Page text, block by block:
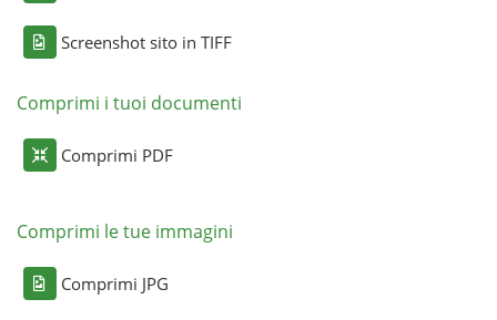
Screenshot sito in TIFF
Comprimi i tuoi documenti
Comprimi PDF
Comprimi le tue immagini
Comprimi JPG